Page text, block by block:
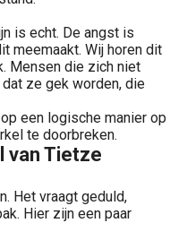
is echt. De angst is
meemaakt. Wij horen dit
Mensen die zich niet
ze gek worden, die
een logische manier op
te doorbreken.
van Tietze
Het vraagt geduld,
Hier zijn een paar